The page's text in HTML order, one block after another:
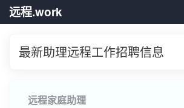
远程.work
最新助理远程工作招聘信息
远程家庭助理